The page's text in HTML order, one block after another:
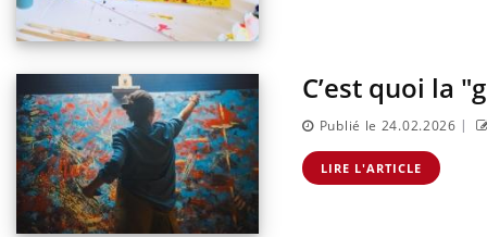
C’est quoi la
Publié le 24.02.2026 |
LIRE L'ARTICLE